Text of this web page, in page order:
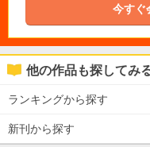
今すぐ
他の作品も探してみ
ランキングから探す
新刊から探す